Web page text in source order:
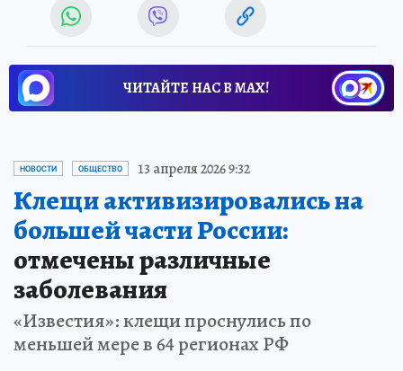
ЧИТАЙТЕ НАС В МАХ!
НОВОСТИ ОБЩЕСТВО 13 апреля 2026 9:32
Клещи активизировались на
большей части России:
отмечены различные
заболевания
«Известия»: клещи проснулись по
меньшей мере в 64 регионах РФ